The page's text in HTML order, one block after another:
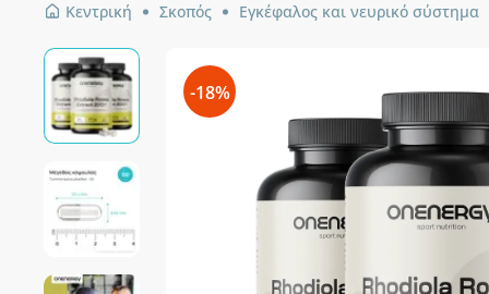
Κεντρική Σκοπός Εγκέφαλος και νευρικό σύστημα
-18%